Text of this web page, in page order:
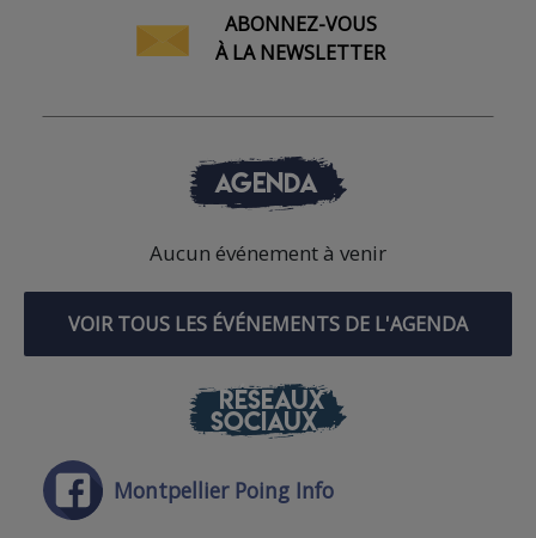
ABONNEZ-VOUS
À LA NEWSLETTER
AGENDA
Aucun événement à venir
VOIR TOUS LES ÉVÉNEMENTS DE L'AGENDA
RÉSEAUX
SOCIAUX
Montpellier Poing Info